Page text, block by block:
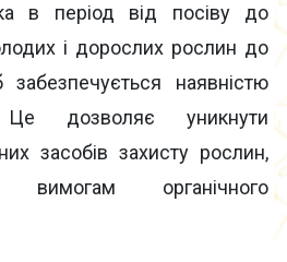
в період від посіву до
і дорослих рослин до
забезпечується наявністю
Це дозволяє уникнути
засобів захисту рослин,
органічного